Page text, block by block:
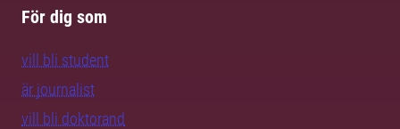
För dig som
vill bli student
är journalist
vill bli doktorand